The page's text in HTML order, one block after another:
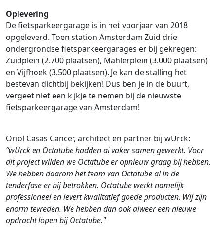
Oplevering
De fietsparkeergarage is in het voorjaar van 2018
opgeleverd. Toen station Amsterdam Zuid drie
ondergrondse fietsparkeergarages er bij gekregen:
Zuidplein (2.700 plaatsen), Mahlerplein (3.000 plaatsen)
en Vijfhoek (3.500 plaatsen). Je kan de stalling het
bestevan dichtbij bekijken! Dus ben je in de buurt,
vergeet niet een kijkje te nemen bij de nieuwste
fietsparkeergarage van Amsterdam!
Oriol Casas Cancer, architect en partner bij wUrck:
“wUrck en Octatube hadden al vaker samen gewerkt. Voor
dit project wilden we Octatube er opnieuw graag bij hebben.
We hebben daarom het team van Octatube al in de
tenderfase er bij betrokken. Octatube werkt namelijk
professioneel en levert kwalitatief goede producten. Wij zijn
enorm tevreden. We hebben dan ook alweer een nieuwe
opdracht lopen bij Octatube."